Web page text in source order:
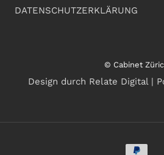
DATENSCHUTZERKLÄRUNG
© Cabinet
Design durch Relate Digital |